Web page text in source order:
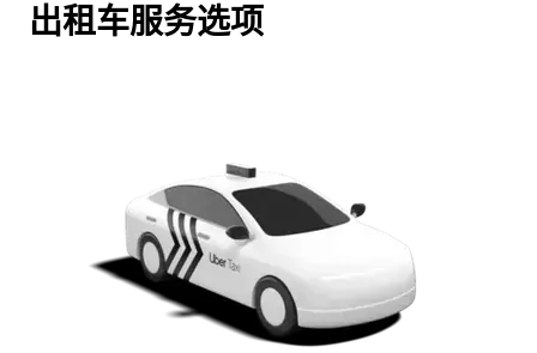
出租车服务选项